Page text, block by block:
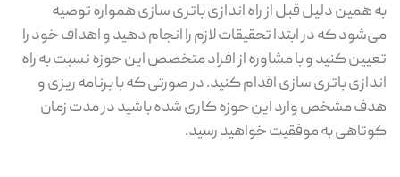
به همین دلیل قبل از راه اندازی باتری سازی همواره توصیه
می‌شود که در ابتدا تحقیقات لازم را انجام دهید و اهداف خود را
تعیین کنید و با مشاوره از افراد متخصص این حوزه نسبت به راه
اندازی باتری سازی اقدام کنید. در صورتی که با برنامه ریزی و
هدف مشخص وارد این حوزه کاری شده باشید در مدت زمان
کوتاهی به موفقیت خواهید رسید.